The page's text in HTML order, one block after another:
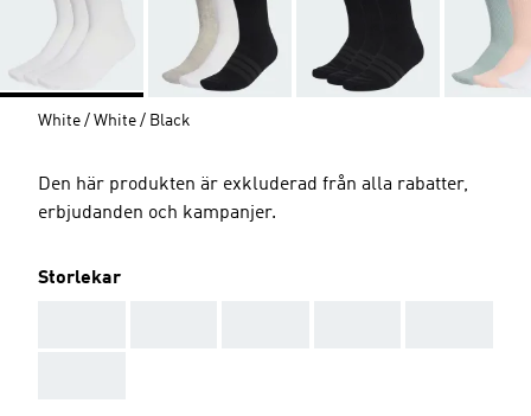
White / White / Black
Den här produkten är exkluderad från alla rabatter,
erbjudanden och kampanjer.
Storlekar